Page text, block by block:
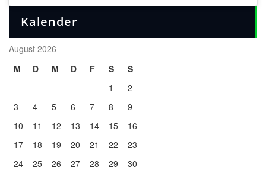
Kalender
August 2026
M
D M D F S
S
1
2
3
4 5 6 7 8
9
10
11 12 13 14 15
16
17
18 19 20 21 22
23
24
25 26 27 28 29
30